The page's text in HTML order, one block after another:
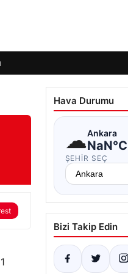
Hava Durumu
☁Ankara
NaN°C
ŞEHIR SEÇ
Bizi Takip Edin